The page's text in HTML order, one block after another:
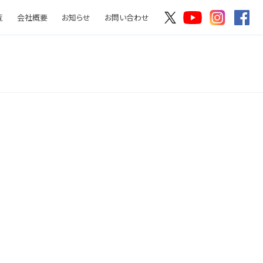
会社概要 お知らせ お問い合わせ